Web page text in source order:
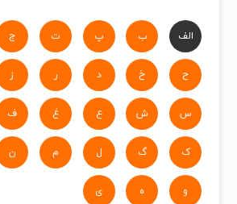
الف ب پ ت ج
ح خ د ر ز
س ش ع غ ف
ک گ ل م ن
و ه ی